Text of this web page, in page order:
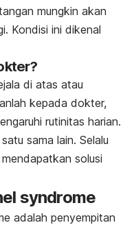
mungkin akan
Kondisi ini dikenal
di atas atau
kepada dokter,
rutinitas harian.
sama lain. Selalu
solusi
syndrome
adalah penyempitan